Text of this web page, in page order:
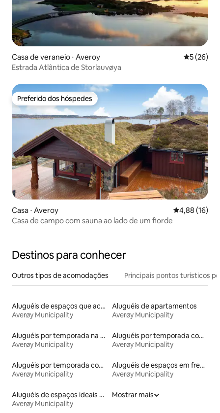
Casa de veraneio ⋅ Averoy 5 de uma
5 (26)
Estrada Atlântica de Storlauvøya
Preferido dos hóspedes
Preferido dos hóspedes
Casa ⋅ Averoy 4,88 de uma
4,88 (16)
Casa de campo com sauna ao lado de um fiorde
Destinos para conhecer
Outros tipos de acomodações Principais pontos turísticos
Aluguéis de espaços que aceitam animais de estimação
Averøy Municipality
Aluguéis de apartamentos
Averøy Municipality
Aluguéis por temporada na orla
Averøy Municipality
Aluguéis por temporada com acesso ao lago
Averøy Municipality
Aluguéis por temporada com acesso à praia
Averøy Municipality
Aluguéis de espaços em frente à praia
Averøy Municipality
Aluguéis de espaços ideais para famílias
Averøy Municipality
Mostrar mais